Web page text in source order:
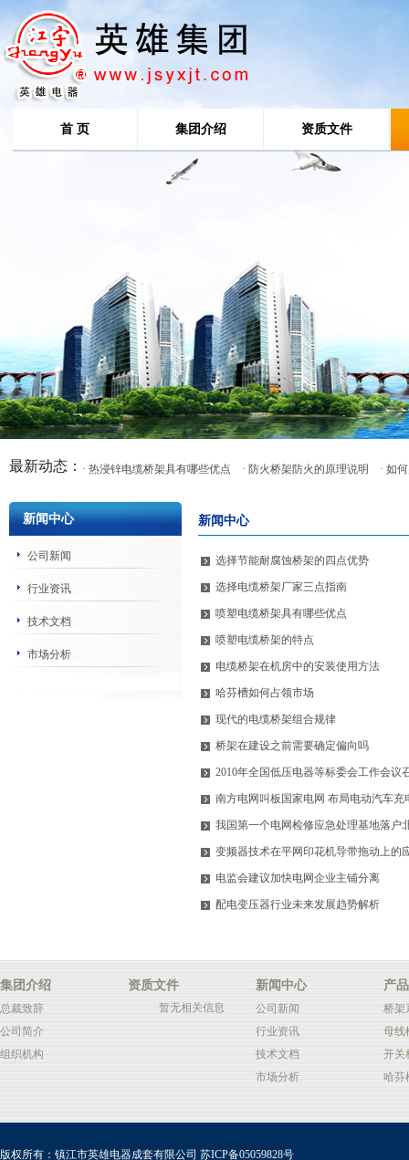
首 页 集团介绍 资质文件
最新动态： · 热浸锌电缆桥架具有哪些优点 · 防火桥架防火的原理说明 · 如
新闻中心
公司新闻
行业资讯
技术文档
市场分析
新闻中心
选择节能耐腐蚀桥架的四点优势
选择电缆桥架厂家三点指南
喷塑电缆桥架具有哪些优点
喷塑电缆桥架的特点
电缆桥架在机房中的安装使用方法
哈芬槽如何占领市场
现代的电缆桥架组合规律
桥架在建设之前需要确定偏向吗
2010年全国低压电器等标委会工作会议
南方电网叫板国家电网 布局电动汽车充
我国第一个电网检修应急处理基地落户
变频器技术在平网印花机导带拖动上的
电监会建议加快电网企业主铺分离
配电变压器行业未来发展趋势解析
集团介绍
总裁致辞
公司简介
组织机构
资质文件
暂无相关信息
新闻中心
公司新闻
行业资讯
技术文档
市场分析
产
桥架
母线
开关
哈芬
版权所有：镇江市英雄电器成套有限公司 苏ICP备05059828号